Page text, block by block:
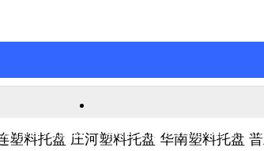
京澳官网游戏 新浦京澳官网游戏的产
塑料托盘 庄河塑料托盘 华南塑料托盘